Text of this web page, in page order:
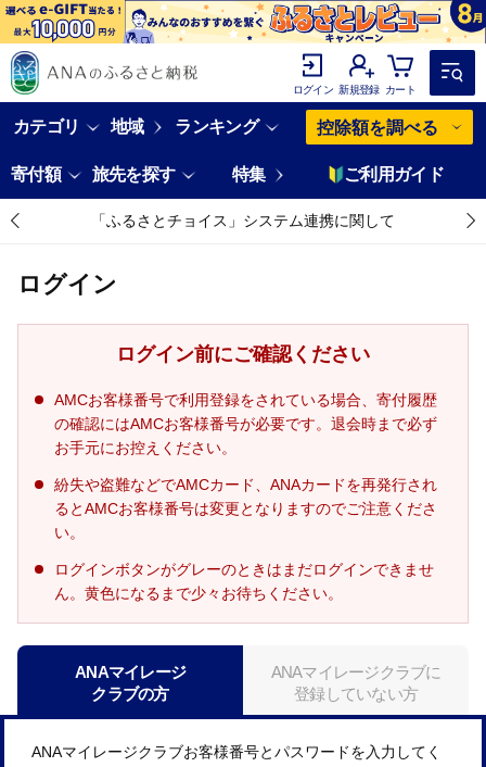
ログイン 新規登録 カート
カテゴリ 地域 ランキング 控除額を調べる
寄付額 旅先を探す 特集 ご利用ガイド
「ふるさとチョイス」システム連携に関して
ログイン
ログイン前にご確認ください
AMCお客様番号で利用登録をされている場合、寄付履歴
の確認にはAMCお客様番号が必要です。退会時まで必ず
お手元にお控えください。
紛失や盗難などでAMCカード、ANAカードを再発行され
るとAMCお客様番号は変更となりますのでご注意くださ
い。
ログインボタンがグレーのときはまだログインできませ
ん。黄色になるまで少々お待ちください。
ANAマイレージ
クラブの方
ANAマイレージクラブに
登録していない方
ANAマイレージクラブお客様番号とパスワードを入力してく